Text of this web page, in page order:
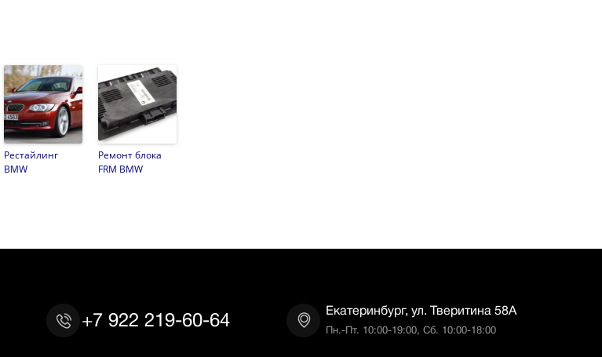
Рестайлинг
BMW
Ремонт блока
FRM BMW
+7 922 219-60-64 Екатеринбург, ул. Тверитина 58А
Пн.-Пт. 10:00-19:00, Сб. 10:00-18:00